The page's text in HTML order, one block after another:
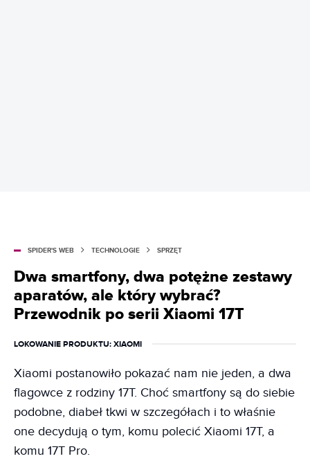
SPIDER'S WEB TECHNOLOGIE SPRZĘT
Dwa smartfony, dwa potężne zestawy
aparatów, ale który wybrać?
Przewodnik po serii Xiaomi 17T
LOKOWANIE PRODUKTU: XIAOMI
Xiaomi postanowiło pokazać nam nie jeden, a dwa
flagowce z rodziny 17T. Choć smartfony są do siebie
podobne, diabeł tkwi w szczegółach i to właśnie
one decydują o tym, komu polecić Xiaomi 17T, a
komu 17T Pro.